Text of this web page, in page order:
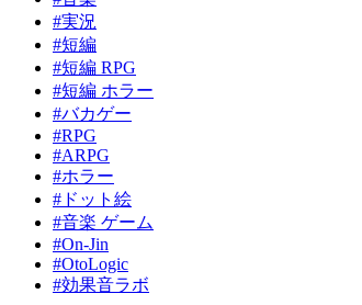
#実況
#短編
#短編 RPG
#短編 ホラー
#バカゲー
#RPG
#ARPG
#ホラー
#ドット絵
#音楽 ゲーム
#On-Jin
#OtoLogic
#効果音ラボ